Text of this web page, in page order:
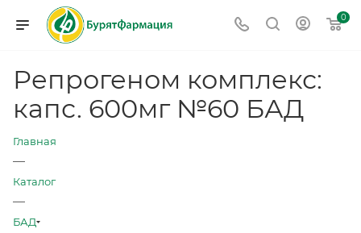
0
Репрогеном комплекс:
капс. 600мг №60 БАД
Главная
—
Каталог
—
БАД